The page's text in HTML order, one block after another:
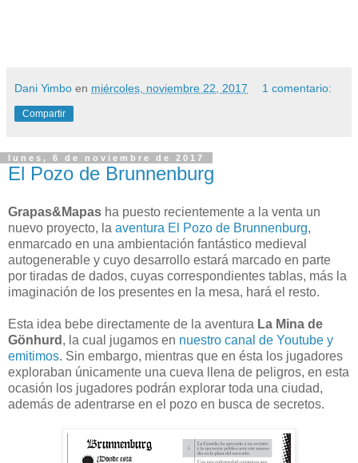
Dani Yimbo en miércoles, noviembre 22, 2017 1 comentario:
Compartir
lunes, 6 de noviembre de 2017
El Pozo de Brunnenburg
Grapas&Mapas ha puesto recientemente a la venta un
nuevo proyecto, la aventura El Pozo de Brunnenburg,
enmarcado en una ambientación fantástico medieval
autogenerable y cuyo desarrollo estará marcado en parte
por tiradas de dados, cuyas correspondientes tablas, más la
imaginación de los presentes en la mesa, hará el resto.
Esta idea bebe directamente de la aventura La Mina de
Gönhurd , la cual jugamos en nuestro canal de Youtube y
emitimos. Sin embargo, mientras que en ésta los jugadores
exploraban únicamente una cueva llena de peligros, en esta
ocasión los jugadores podrán explorar toda una ciudad,
además de adentrarse en el pozo en busca de secretos.